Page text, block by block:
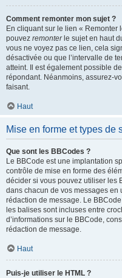
Comment remonter mon sujet ?
En cliquant sur le lien « Remonter
pouvez remonterle sujet en haut
vous ne voyez pas ce lien, cela
désactivée ou que l’intervalle de
atteint. Il est également possible
répondant. Néanmoins, assurez-
faisant.
Haut
Mise en forme et types de
Que sont les BBCodes ?
Le BBCode est une implantation
contrôle de mise en forme des
décider si vous pouvez utiliser les
dans chacun de vos messages en
rédaction de message. Le
les balises sont incluses entre
d’informations sur le BBCode,
rédaction de message.
Haut
Puis-je utiliser le HTML ?